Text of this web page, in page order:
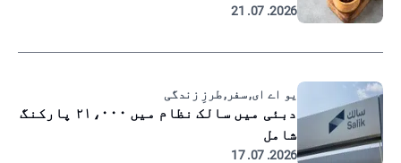
2026. 07. 21
یو اے ای, سفر, طرزِ زندگی
دبئی میں سالک نظام میں ۲۱،۰۰۰ پارکنگ
شامل
2026. 07. 17